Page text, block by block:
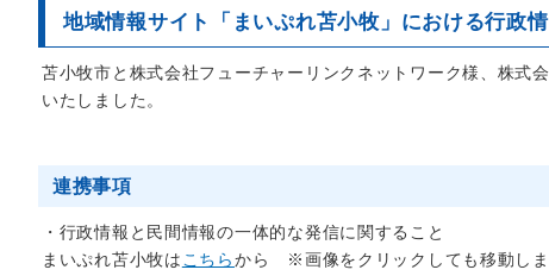
地域情報サイト「まいぷれ苫小牧」における行政
苫小牧市と株式会社フューチャーリンクネットワーク様、株式
いたしました。
連携事項
・行政情報と民間情報の一体的な発信に関すること
まいぷれ苫小牧は こちらから ※画像をクリックしても移動し